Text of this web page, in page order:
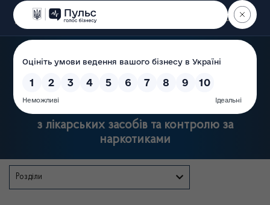
Пошук
Державна служба України
з лікарських засобів та контролю за
наркотиками
Розділи